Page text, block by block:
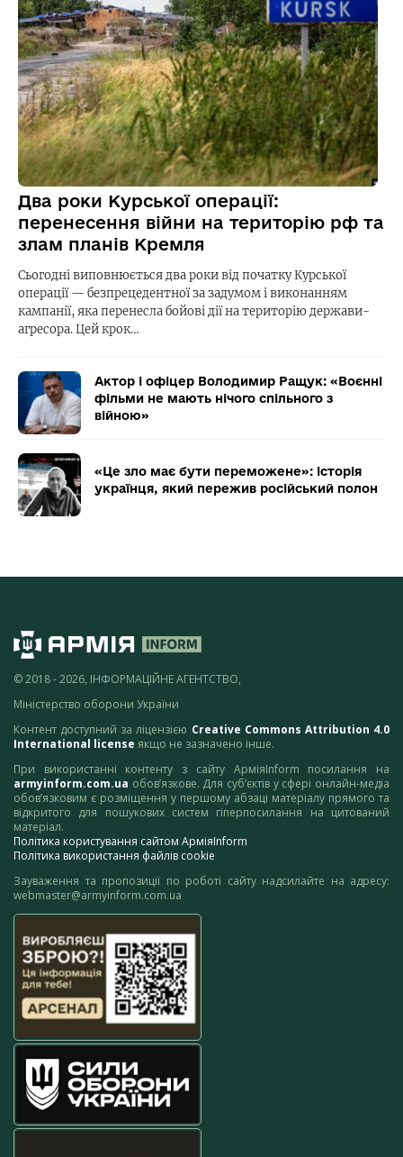
Два роки Курської операції:
перенесення війни на територію рф та
злам планів Кремля
Сьогодні виповнюється два роки від початку Курської
операції — безпрецедентної за задумом і виконанням
кампанії, яка перенесла бойові дії на територію держави-
агресора. Цей крок…
Актор і офіцер Володимир Ращук: «Воєнні
фільми не мають нічого спільного з
війною»
«Це зло має бути переможене»: історія
українця, який пережив російський полон
© 2018 - 2026, ІНФОРМАЦІЙНЕ АГЕНТСТВО,
Міністерство оборони України
Контент доступний за ліцензією Creative Commons Attribution 4.0
International license якщо не зазначено інше.
При використанні контенту з сайту АрміяInform посилання на
armyinform.com.ua обов’язкове. Для суб’єктів у сфері онлайн-медіа
обов’язковим є розміщення у першому абзаці матеріалу прямого та
відкритого для пошукових систем гіперпосилання на цитований
матеріал.
Політика користування сайтом АрміяInform
Політика використання файлів cookie
Зауваження та пропозиції по роботі сайту надсилайте на адресу:
webmaster@armyinform.com.ua